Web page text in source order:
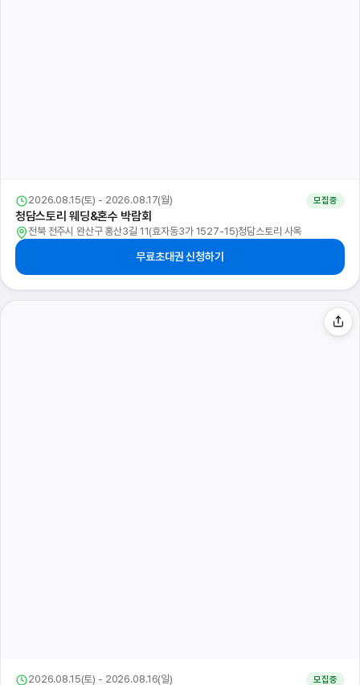
2026.08.15(토) - 2026.08.16(일) 모집중
강릉 웨딩크라우드 웨딩박람회
강원특별자치도 강릉시 사임당로 88 1층(홍제동 862-3)벨리시모웨딩컨벤션